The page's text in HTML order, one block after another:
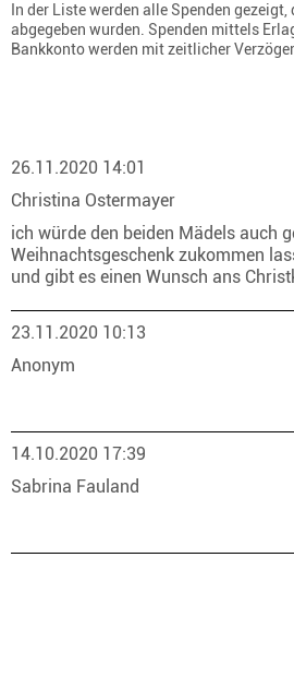
In der Liste werden alle Spenden
abgegeben wurden. Spenden mittels
Bankkonto werden mit zeitlicher
26.11.2020 14:01
Christina Ostermayer
ich würde den beiden Mädels auch
Weihnachtsgeschenk zukommen
und gibt es einen Wunsch ans
23.11.2020 10:13
Anonym
14.10.2020 17:39
Sabrina Fauland